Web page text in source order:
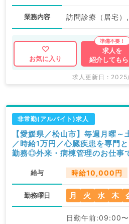
業務内容 訪問診療（居宅）
お気に入り
求人を
紹介してもら
求人更新日 :
非常勤(アルバイト)求人
【愛媛県／松山市】毎週月曜
／時給1万円／心臓疾患を専門
勤務◎外来・病棟管理のお仕事
給与 時給10,000円
勤務曜日 月 火 水 木
日勤午前:09:00